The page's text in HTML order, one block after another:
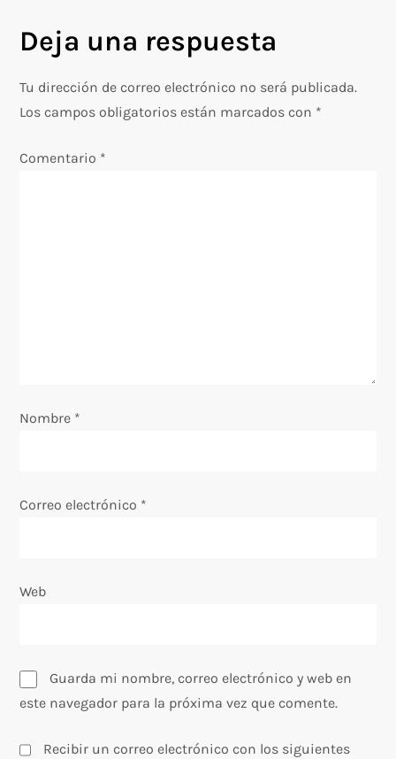
g
a
c
i
n
r
Deja una respuesta
Tu dirección de correo electrónico no será publicada.
Los campos obligatorios están marcados con *
Comentario *
Nombre *
Correo electrónico *
Web
Guarda mi nombre, correo electrónico y web en
este navegador para la próxima vez que comente.
Recibir un correo electrónico con los siguientes